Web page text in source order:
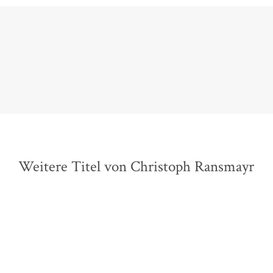
Weitere Titel von Christoph Ransmayr